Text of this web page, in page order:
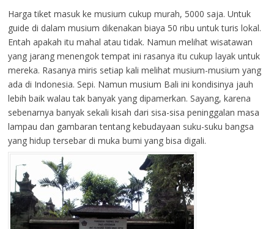
Harga tiket masuk ke musium cukup murah, 5000 saja. Untuk
guide di dalam musium dikenakan biaya 50 ribu untuk turis lokal.
Entah apakah itu mahal atau tidak. Namun melihat wisatawan
yang jarang menengok tempat ini rasanya itu cukup layak untuk
mereka. Rasanya miris setiap kali melihat musium-musium yang
ada di Indonesia. Sepi. Namun musium Bali ini kondisinya jauh
lebih baik walau tak banyak yang dipamerkan. Sayang, karena
sebenarnya banyak sekali kisah dari sisa-sisa peninggalan masa
lampau dan gambaran tentang kebudayaan suku-suku bangsa
yang hidup tersebar di muka bumi yang bisa digali.